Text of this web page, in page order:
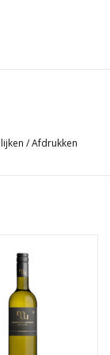
/Afdrukken